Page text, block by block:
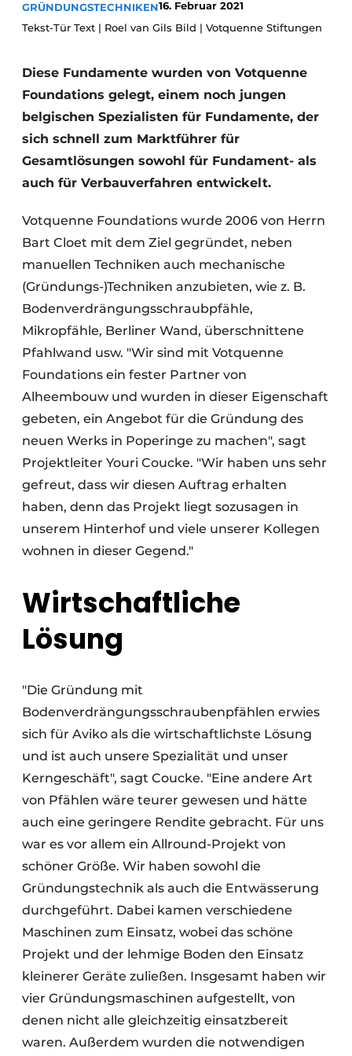
Datenschutz / Cookie-Erklärung
Videos
GRÜNDUNGSTECHNIKEN16. Februar 2021
Tekst-Tür Text | Roel van Gils Bild | Votquenne Stiftungen
Diese Fundamente wurden von Votquenne
Foundations gelegt, einem noch jungen
belgischen Spezialisten für Fundamente, der
sich schnell zum Marktführer für
Gesamtlösungen sowohl für Fundament- als
auch für Verbauverfahren entwickelt.
Votquenne Foundations wurde 2006 von Herrn
Bart Cloet mit dem Ziel gegründet, neben
manuellen Techniken auch mechanische
(Gründungs-)Techniken anzubieten, wie z. B.
Bodenverdrängungsschraubpfähle,
Mikropfähle, Berliner Wand, überschnittene
Pfahlwand usw. "Wir sind mit Votquenne
Foundations ein fester Partner von
Alheembouw und wurden in dieser Eigenschaft
gebeten, ein Angebot für die Gründung des
neuen Werks in Poperinge zu machen", sagt
Projektleiter Youri Coucke. "Wir haben uns sehr
gefreut, dass wir diesen Auftrag erhalten
haben, denn das Projekt liegt sozusagen in
unserem Hinterhof und viele unserer Kollegen
wohnen in dieser Gegend."
Wirtschaftliche
Lösung
"Die Gründung mit
Bodenverdrängungsschraubenpfählen erwies
sich für Aviko als die wirtschaftlichste Lösung
und ist auch unsere Spezialität und unser
Kerngeschäft", sagt Coucke. "Eine andere Art
von Pfählen wäre teurer gewesen und hätte
auch eine geringere Rendite gebracht. Für uns
war es vor allem ein Allround-Projekt von
schöner Größe. Wir haben sowohl die
Gründungstechnik als auch die Entwässerung
durchgeführt. Dabei kamen verschiedene
Maschinen zum Einsatz, wobei das schöne
Projekt und der lehmige Boden den Einsatz
kleinerer Geräte zuließen. Insgesamt haben wir
vier Gründungsmaschinen aufgestellt, von
denen nicht alle gleichzeitig einsatzbereit
waren. Außerdem wurden die notwendigen